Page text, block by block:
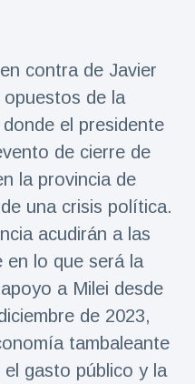
contra de Javier
opuestos de la
el presidente
de cierre de
la provincia de
una crisis política.
acudirán a las
en lo que será la
a Milei desde
de 2023,
tambaleante
gasto público y la